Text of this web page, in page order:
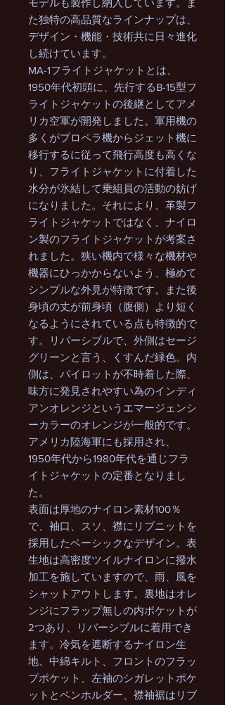
モデルも製作し納入しています。ま
た独特の高品質なラインナップは、
デザイン・機能・技術共に日々進化
し続けています。
MA-1フライトジャケットとは、
1950年代初頭に、先行するB-15型フ
ライトジャケットの後継としてアメ
リカ空軍が開発しました。軍用機の
多くがプロペラ機からジェット機に
移行するに従って飛行高度も高くな
り、フライトジャケットに付着した
水分が氷結して乗組員の活動の妨げ
になりました。それにより、革製フ
ライトジャケットではなく、ナイロ
ン製のフライトジャケットが考案さ
れました。狭い機内で様々な機材や
機器にひっかからないよう、極めて
シンプルな外見が特徴です。また後
身頃の丈が前身頃（腹側）より短く
なるようにされている点も特徴的で
す。リバーシブルで、外側はセージ
グリーンと言う、くすんだ緑色。内
側は、パイロットが不時着した際、
味方に発見されやすい為のインディ
アンオレンジというエマージェンシ
ーカラーのオレンジが一般的です。
アメリカ陸海軍にも採用され、
1950年代から1980年代を通じフラ
イトジャケットの定番となりまし
た。
表面は厚地のナイロン素材100％
で、袖口、スソ、襟にリブニットを
採用したベーシックなデザイン。表
生地は高密度ツイルナイロンに撥水
加工を施していますので、雨、風を
シャットアウトします。裏地はオレ
ンジにフラップ無しの内ポケットが
2つあり、リバーシブルに着用でき
ます。冷気を遮断するナイロン生
地、中綿キルト、フロントのフラッ
プポケット、左袖のシガレットポケ
ットとペンホルダー、襟袖裾はリブ